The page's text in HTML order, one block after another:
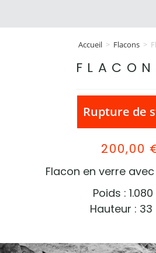
Accueil > Flacons >
Rupture de
200,00
Flacon en verre avec
Poids : 1.080
Hauteur :